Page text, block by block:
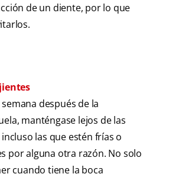
de un diente, por lo que
después de la
manténgase lejos de las
las que estén frías o
por alguna otra razón. No solo
cuando tiene la boca